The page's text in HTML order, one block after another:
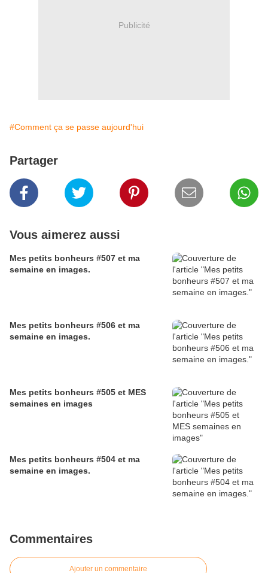
Publicité
#Comment ça se passe aujourd'hui
Partager
Vous aimerez aussi
Mes petits bonheurs #507 et ma
semaine en images.
Mes petits bonheurs #506 et ma
semaine en images.
Mes petits bonheurs #505 et MES
semaines en images
Mes petits bonheurs #504 et ma
semaine en images.
Commentaires
Ajouter un commentaire